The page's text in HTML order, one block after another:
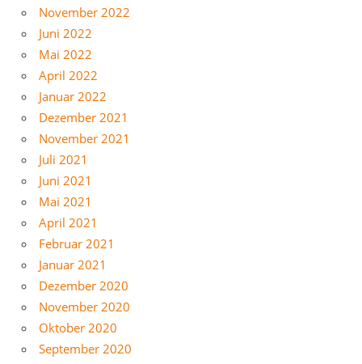
November 2022
Juni 2022
Mai 2022
April 2022
Januar 2022
Dezember 2021
November 2021
Juli 2021
Juni 2021
Mai 2021
April 2021
Februar 2021
Januar 2021
Dezember 2020
November 2020
Oktober 2020
September 2020